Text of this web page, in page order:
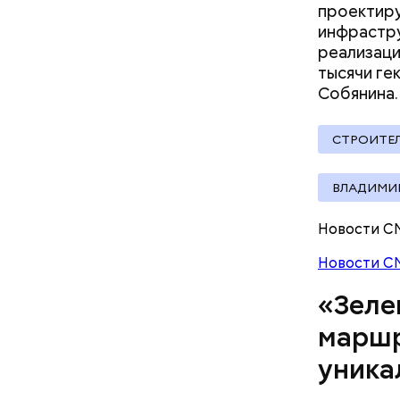
тысячи
Собянина.
Новости
Новости
участки